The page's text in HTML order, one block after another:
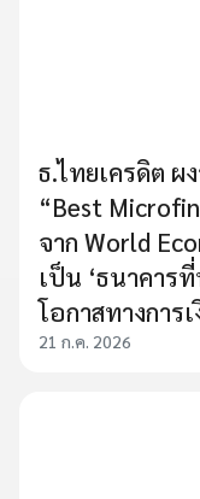
ธ.ไทยเครดิต ผ
“Best
จาก World
เป็น ‘ธนาคาร
โอกาสทางการ
21 ก.ค. 2026